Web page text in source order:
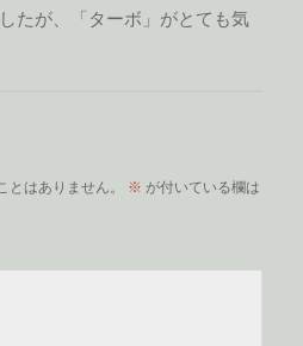
たが、「ターボ」がとても気
とはありません。 ※ が付いている欄は